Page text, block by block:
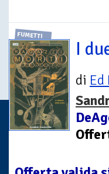
FUMETTI
I
di Ed